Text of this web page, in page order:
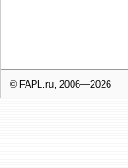
© FAPL.ru, 2006—2026